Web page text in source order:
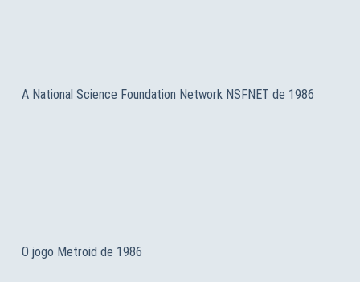
A National Science Foundation Network NSFNET de 1986
O jogo Metroid de 1986